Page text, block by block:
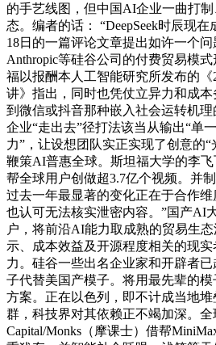
的手艺线图，但中国AI企业一曲打
态。编者的话： “DeepSeek时辰现
18日的一篇评论文章提出如许一个问
Anthropic等硅谷公司的付费贸易模
福以报酬本人工智能研究所发布的
讲》指出，同时也凭仗立异力和成本
到微信或抖音那种嵌入社会运转机
企业“走出去”径打法该当从输出“单
力”，让设想团队实正实现了创意的
鞭策AI普惠全球。斯坦福大学的李
帮全球用户创做超3.7亿个视频。并
过去一年最显著的变化正在于合作维
也认可无法核实泄密内容。”国产AI
户，将前沿AI能力取成熟的贸易生
示、成本效益及开源程度相关的现
力。硅谷一些出名企业家和开辟者
子代替美国产模子。将用最先辈的
方案。正在以色列，即不计成当地
群，科技界对其依赖正不竭加深。
Capital/Monks（摩课士）借帮